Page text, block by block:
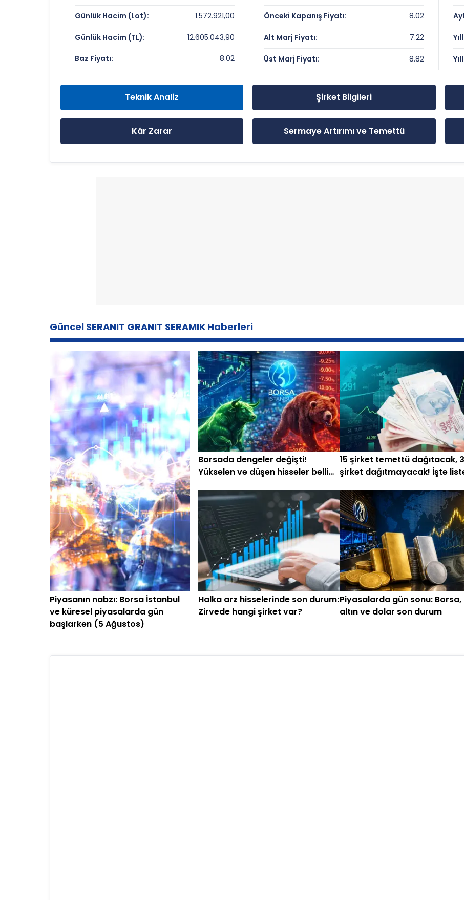
Fiyat/Kazanç (F/K):
Piyasa Değeri/Defter Değeri (PD/DD):
SERANIT GRANIT SERAMIK Rekorlar ve Önemli Seviyeler
Son 1 Yılın Dibi:
Günlük Hacim (Lot): 1.572.921,00
Günlük Hacim (TL): 12.605.043,90
Baz Fiyatı: 8.02
Önceki Kapanış Fiyatı: 8.02
Alt Marj Fiyatı: 7.22
Üst Marj Fiyatı: 8.82
Teknik Analiz Şirket Bilgileri
Kâr Zarar Sermaye Artırımı ve Temettü
Güncel SERANIT GRANIT SERAMIK Haberleri
Piyasanın nabzı: Borsa İstanbul
ve küresel piyasalarda gün
başlarken (5 Ağustos)
Borsada dengeler değişti!
Yükselen ve düşen hisseler belli
15 şirket temettü dağıtacak,
şirket dağıtmayacak! İşte
Halka arz hisselerinde son durum:
Zirvede hangi şirket var?
Piyasalarda gün sonu: Borsa,
altın ve dolar son durum